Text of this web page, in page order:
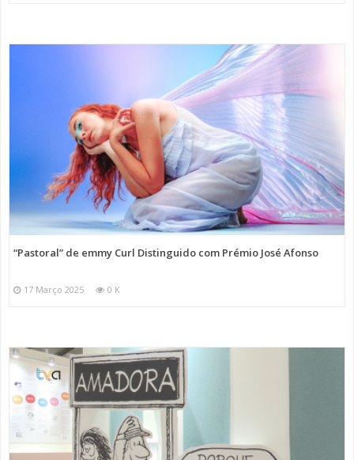
“Pastoral” de emmy Curl Distinguido com Prémio José Afonso
17 Março 2025 0 K